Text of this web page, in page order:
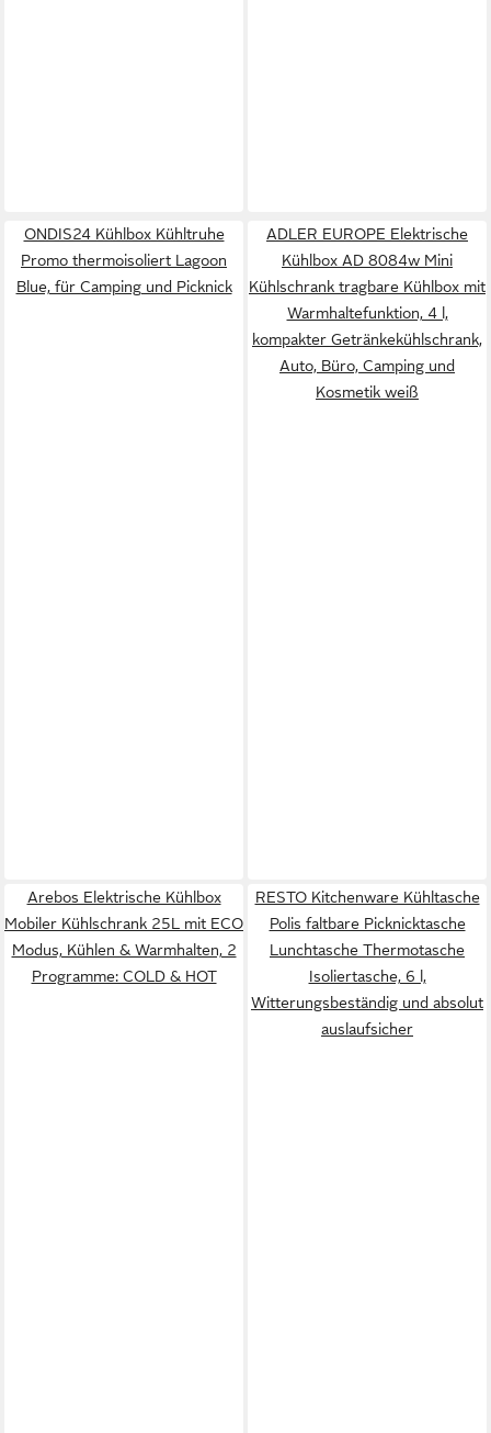
ONDIS24 Kühlbox Kühltruhe
Promo thermoisoliert Lagoon
Blue, für Camping und Picknick
ADLER EUROPE Elektrische
Kühlbox AD 8084w Mini
Kühlschrank tragbare Kühlbox mit
Warmhaltefunktion, 4 l,
kompakter Getränkekühlschrank,
Auto, Büro, Camping und
Kosmetik weiß
Arebos Elektrische Kühlbox
Mobiler Kühlschrank 25L mit ECO
Modus, Kühlen & Warmhalten, 2
Programme: COLD & HOT
RESTO Kitchenware Kühltasche
Polis faltbare Picknicktasche
Lunchtasche Thermotasche
Isoliertasche, 6 l,
Witterungsbeständig und absolut
auslaufsicher